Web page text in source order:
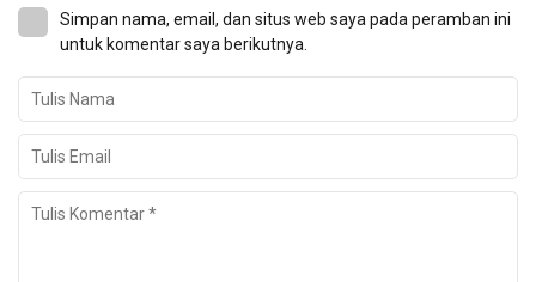
Simpan nama, email, dan situs web saya pada peramban ini
untuk komentar saya berikutnya.